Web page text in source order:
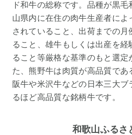
ド和牛の総称です。品種が黒
山県内に在住の肉牛生産者によ
されていること、出荷までの月
ること、雄牛もしくは出産を経
ること等厳格な基準のもと選定
た、熊野牛は肉質が高品質であ
阪牛や米沢牛などの日本三大
るほど高品質な銘柄牛です。
和歌山ふるさ